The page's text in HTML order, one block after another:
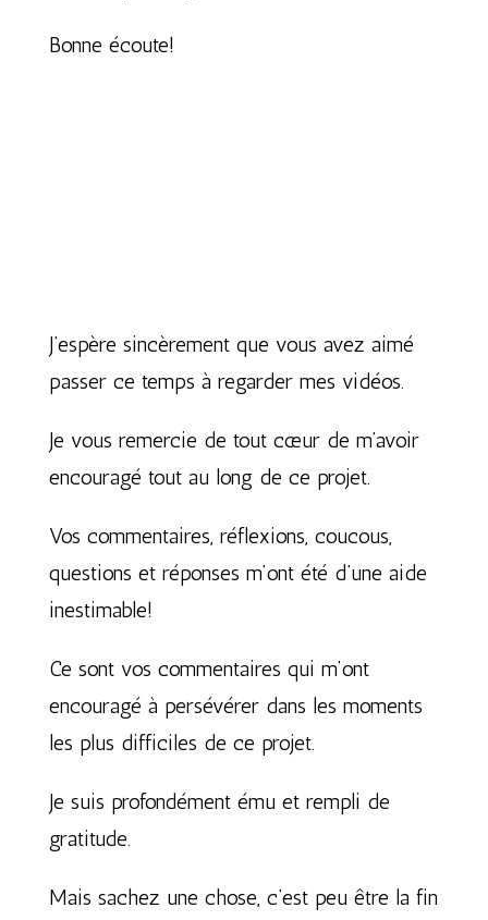
Bonne écoute!
J’espère sincèrement que vous avez aimé
passer ce temps à regarder mes vidéos.
Je vous remercie de tout cœur de m’avoir
encouragé tout au long de ce projet.
Vos commentaires, réflexions, coucous,
questions et réponses m’ont été d’une aide
inestimable!
Ce sont vos commentaires qui m’ont
encouragé à persévérer dans les moments
les plus difficiles de ce projet.
Je suis profondément ému et rempli de
gratitude.
Mais sachez une chose, c’est peu être la fin